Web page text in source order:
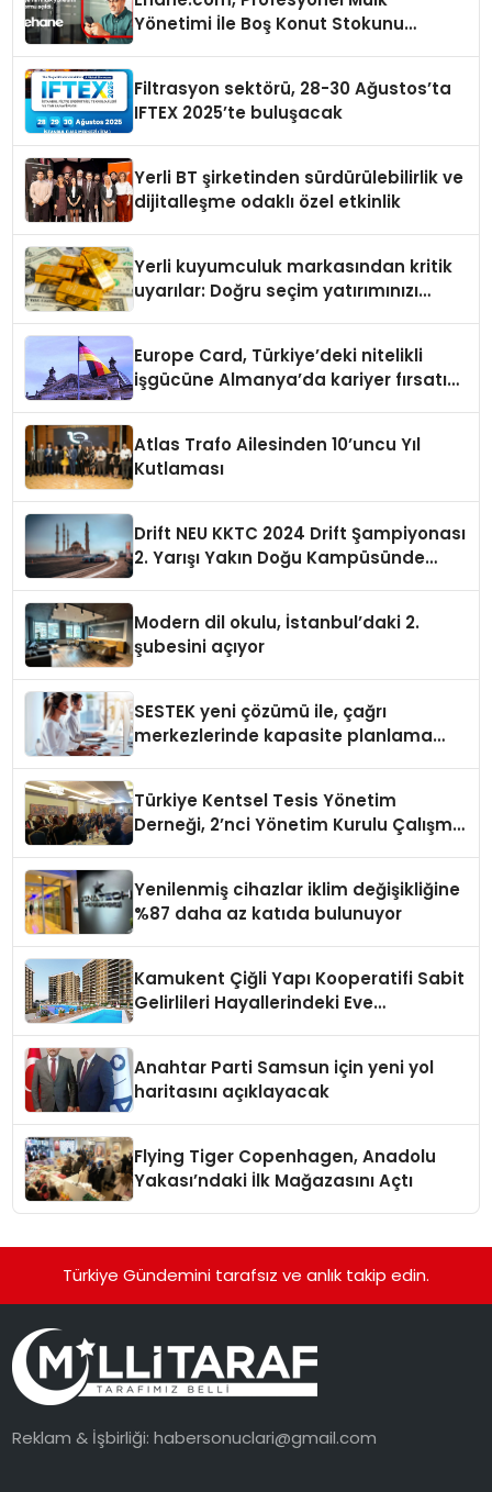
Yönetimi İle Boş Konut Stokunu
Filtrasyon sektörü, 28-30 Ağustos’ta
IFTEX 2025’te buluşacak
Yerli BT şirketinden sürdürülebilirlik ve
dijitalleşme odaklı özel etkinlik
Yerli kuyumculuk markasından kritik
uyarılar: Doğru seçim yatırımınızı
Europe Card, Türkiye’deki nitelikli
işgücüne Almanya’da kariyer fırsatı
Atlas Trafo Ailesinden 10’uncu Yıl
Kutlaması
Drift NEU KKTC 2024 Drift Şampiyonası
2. Yarışı Yakın Doğu Kampüsünde
Modern dil okulu, İstanbul’daki 2.
şubesini açıyor
SESTEK yeni çözümü ile, çağrı
merkezlerinde kapasite planlama
Türkiye Kentsel Tesis Yönetim
Derneği, 2’nci Yönetim Kurulu Çalışma
Yenilenmiş cihazlar iklim değişikliğine
%87 daha az katıda bulunuyor
Kamukent Çiğli Yapı Kooperatifi Sabit
Gelirlileri Hayallerindeki Eve
Anahtar Parti Samsun için yeni yol
haritasını açıklayacak
Flying Tiger Copenhagen, Anadolu
Yakası’ndaki İlk Mağazasını Açtı
Türkiye Gündemini tarafsız ve anlık takip edin.
Reklam & İşbirliği:habersonuclari@gmail.com